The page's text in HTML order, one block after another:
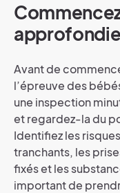
approfondie
Avant de
l’épreuve des
une inspection
et regardez-la du
Identifiez les
tranchants, les
fixés et les
important de